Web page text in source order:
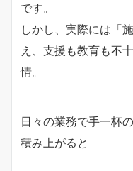
です。
しかし、実際には「
え、支援も教育も不
情。
日々の業務で手一杯
積み上がると